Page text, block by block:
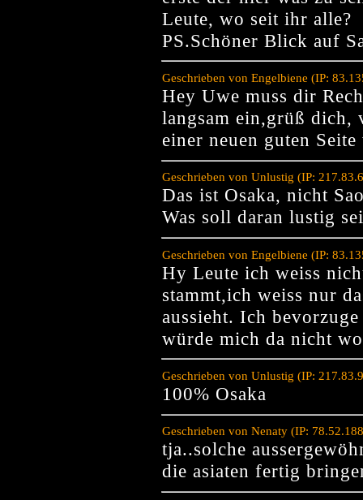
Leute, wo seit ihr alle?
PS.Schöner Blick auf
Geschrieben von Engelbiene (IP:
Hey Uwe muss dir
langsam ein,grüß
einer neuen guten
Geschrieben von Unlustig (IP:
Das ist Osaka, nicht
Was soll daran lustig
Geschrieben von Engelbiene (IP:
Hy Leute ich weiss
stammt,ich weiss nur
aussieht. Ich
würde mich da nicht
Geschrieben von Unlustig (IP:
100% Osaka
Geschrieben von Nenaty (IP:
tja..solche
die asiaten fertig